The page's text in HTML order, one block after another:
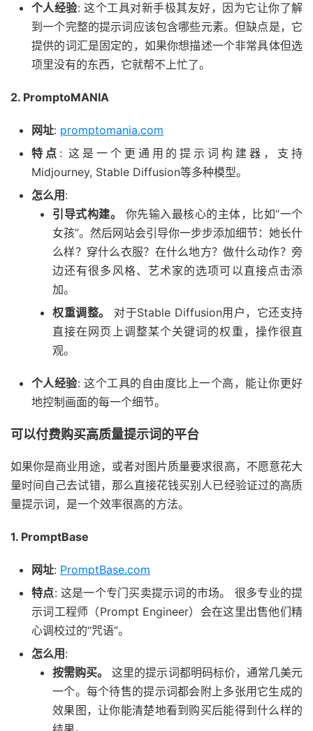
个人经验: 这个工具对新手极其友好，因为它让你了解
到一个完整的提示词应该包含哪些元素。但缺点是，它
提供的词汇是固定的，如果你想描述一个非常具体但选
项里没有的东西，它就帮不上忙了。
2. PromptoMANIA
网址: promptomania.com
特点 : 这是一个更通用的提示词构建器，支持
Midjourney, Stable Diffusion等多种模型。
怎么用 :
引导式构建。
你先输入最核心的主体，比如“一个
女孩”。然后网站会引导你一步步添加细节：她长什
么样？穿什么衣服？在什么地方？做什么动作？旁
边还有很多风格、艺术家的选项可以直接点击添
加。
权重调整。
对于Stable Diffusion用户，它还支持
直接在网页上调整某个关键词的权重，操作很直
观。
个人经验: 这个工具的自由度比上一个高，能让你更好
地控制画面的每一个细节。
可以付费购买高质量提示词的平台
如果你是商业用途，或者对图片质量要求很高，不愿意花大
量时间自己去试错，那么直接花钱买别人已经验证过的高质
量提示词，是一个效率很高的方法。
1. PromptBase
网址: PromptBase.com
特点: 这是一个专门买卖提示词的市场。 很多专业的提
示词工程师（Prompt Engineer）会在这里出售他们精
心调校过的“咒语”。
怎么用 :
按需购买。
这里的提示词都明码标价，通常几美元
一个。每个待售的提示词都会附上多张用它生成的
效果图，让你能清楚地看到购买后能得到什么样的